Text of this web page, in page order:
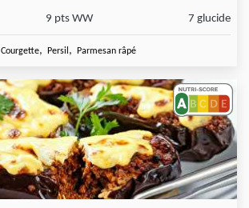
9 pts WW 7 glucide
Courgette, Persil , Parmesan râpé